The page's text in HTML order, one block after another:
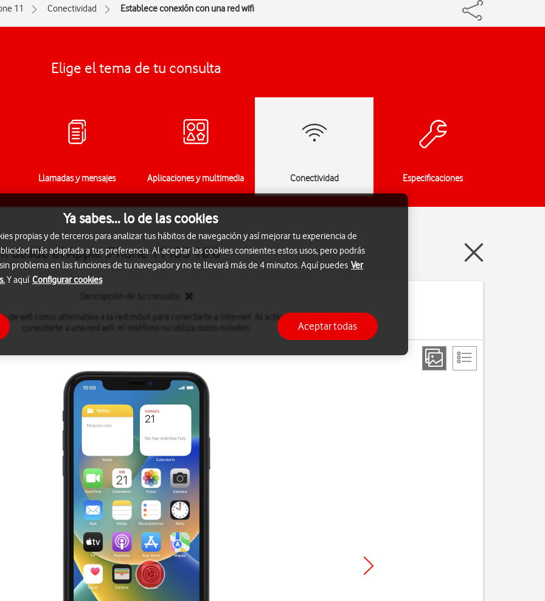
11 Conectividad Establece conexión con una red wifi
Elige el tema de tu consulta
Llamadas y mensajes Aplicaciones y multimedia Conectividad Especificaciones
desde el Apple iPhone 11 iOS 16.0
de wifi como alternativa a la red móvil para conectarte a Internet. Al activar la función de wifi y
Ya sabes... lo de las cookies
propias y de terceros para analizar tus hábitos de navegación y así mejorar tu experiencia de
más adaptada a tus preferencia. Al aceptar las cookies consientes estos usos, pero podrás
problema en las funciones de tu navegador y no te llevará más de 4 minutos. Aquí puedes Ver
Y aquí Configurar cookies
Aceptar todas